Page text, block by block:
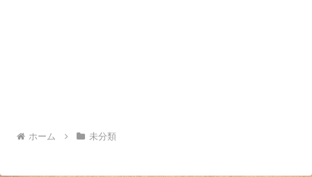
ホーム 未分類